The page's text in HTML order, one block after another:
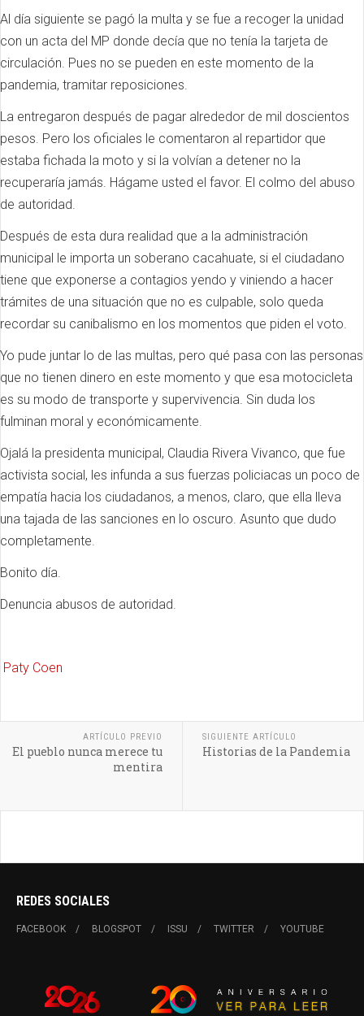
Al día siguiente se pagó la multa y se fue a recoger la unidad
con un acta del MP donde decía que no tenía la tarjeta de
circulación. Pues no se pueden en este momento de la
pandemia, tramitar reposiciones.
La entregaron después de pagar alrededor de mil doscientos
pesos. Pero los oficiales le comentaron al repartidor que
estaba fichada la moto y si la volvían a detener no la
recuperaría jamás. Hágame usted el favor. El colmo del abuso
de autoridad.
Después de esta dura realidad que a la administración
municipal le importa un soberano cacahuate, si el ciudadano
tiene que exponerse a contagios yendo y viniendo a hacer
trámites de una situación que no es culpable, solo queda
recordar su canibalismo en los momentos que piden el voto.
Yo pude juntar lo de las multas, pero qué pasa con las personas
que no tienen dinero en este momento y que esa motocicleta
es su modo de transporte y supervivencia. Sin duda los
fulminan moral y económicamente.
Ojalá la presidenta municipal, Claudia Rivera Vivanco, que fue
activista social, les infunda a sus fuerzas policiacas un poco de
empatía hacia los ciudadanos, a menos, claro, que ella lleva
una tajada de las sanciones en lo oscuro. Asunto que dudo
completamente.
Bonito día.
Denuncia abusos de autoridad.
Paty Coen
ARTÍCULO PREVIO
El pueblo nunca merece tu
mentira
SIGUIENTE ARTÍCULO
Historias de la Pandemia
REDES SOCIALES
FACEBOOK BLOGSPOT ISSU TWITTER YOUTUBE